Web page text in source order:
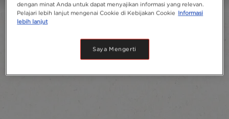
dengan minat Anda untuk dapat menyajikan informasi yang relevan.
Pelajari lebih lanjut mengenai Cookie di Kebijakan Cookie Informasi
lebih lanjut
Saya Mengerti